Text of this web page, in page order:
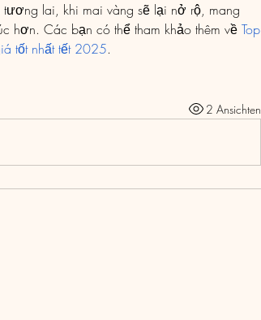
tương lai, khi mai vàng sẽ lại nở rộ, mang
hơn. Các bạn có thể tham khảo thêm về Top
tốt nhất tết 2025.
2 Ansichten